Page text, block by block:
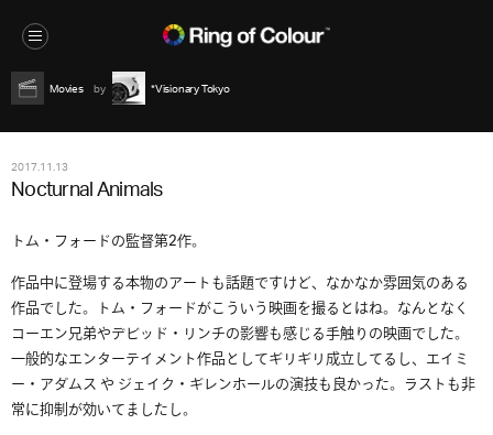
Movies *Visionary Tokyo
2017.11.13
Nocturnal Animals
トム・フォードの監督第2作。
作品中に登場する本物のアートも話題ですけど、なかなか雰囲気のある
作品でした。トム・フォードがこういう映画を撮るとはね。なんとなく
コーエン兄弟やデビッド・リンチの影響も感じる手触りの映画でした。
一般的なエンターテイメント作品としてギリギリ成立してるし、エイミ
ー・アダムス や ジェイク・ギレンホールの演技も良かった。ラストも非
常に抑制が効いてましたし。